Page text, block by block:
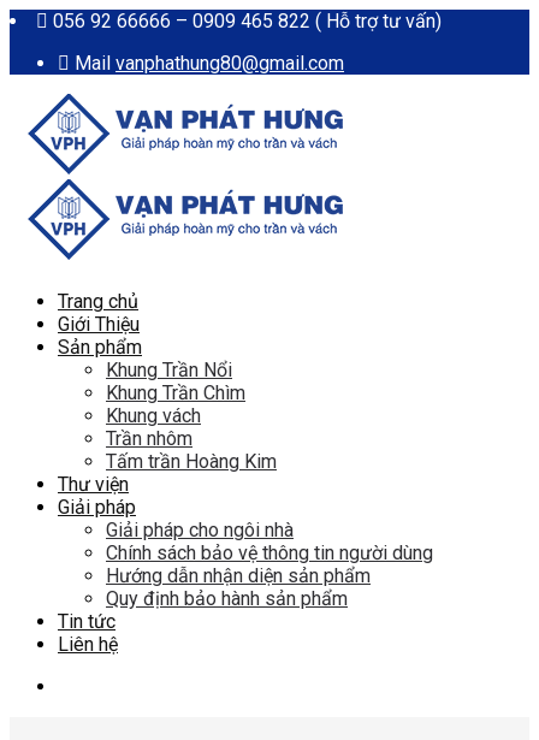
056 92 66666 – 0909 465 822 ( Hỗ trợ tư vấn)
Mail vanphathung80@gmail.com
Trang chủ
Giới Thiệu
Sản phẩm
Khung Trần Nổi
Khung Trần Chìm
Khung vách
Trần nhôm
Tấm trần Hoàng Kim
Thư viện
Giải pháp
Giải pháp cho ngôi nhà
Chính sách bảo vệ thông tin người dùng
Hướng dẫn nhận diện sản phẩm
Quy định bảo hành sản phẩm
Tin tức
Liên hệ